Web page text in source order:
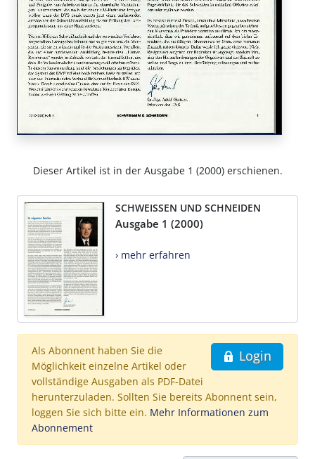
Dieser Artikel ist in der Ausgabe 1 (2000) erschienen.
SCHWEISSEN UND SCHNEIDEN
Ausgabe 1 (2000)
› mehr erfahren
Login
Als Abonnent haben Sie die
Möglichkeit einzelne Artikel oder
vollständige Ausgaben als PDF-Datei
herunterzuladen. Sollten Sie bereits Abonnent sein,
loggen Sie sich bitte ein. Mehr Informationen zum
Abonnement